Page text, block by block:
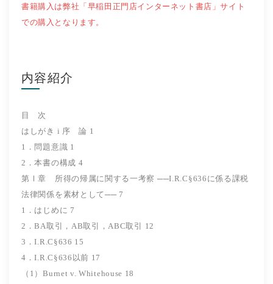
書籍購入は弊社「早稲田正門店インターネット書店」サイト
での購入となります。
内容紹介
目 次
はしがき i 序 論 1
1．問題意識 1
2．本書の構成 4
第Ⅰ章 所得の帰属に関する一考察 ──I.R.C§636に係る課税
法律関係を素材として── 7
1．はじめに 7
2．BA取引，AB取引，ABC取引 12
3．I.R.C§636 15
4．I.R.C§636以前 17
（1）Burnet v. Whitehouse 18